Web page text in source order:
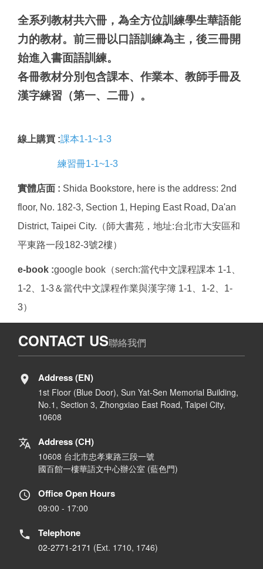
全系列教材共六冊，為全方位訓練學生華語能
力的教材。前三冊以口語訓練為主，後三冊開
始進入書面語訓練。
各冊教材分別包含課本、作業本、教師手冊及
漢字練習（第一、二冊）。
線上購買 :課本1-1~1-3
練習冊1-1~1-3
實體店面 : Shida Bookstore, here is the address: 2nd
floor, No. 182-3, Section 1, Heping East Road, Da'an
District, Taipei City.（師大書苑，地址:台北市大安區和
平東路一段182-3號2樓）
e-book :google book（serch:當代中文課程課本 1-1、
1-2、1-3＆當代中文課程作業與漢字簿 1-1、1-2、1-
3）
CONTACT US聯絡我們
Address (EN)
1st Floor (Blue Door), Sun Yat-Sen Memorial Building,
No.1, Section 3, Zhongxiao East Road, Taipei City,
10608
Address (CH)
10608 台北市忠孝東路三段一號
國百館一樓華語文中心辦公室 (藍色門)
Office Open Hours
09:00 - 17:00
Telephone
02-2771-2171 (Ext. 1710, 1746)